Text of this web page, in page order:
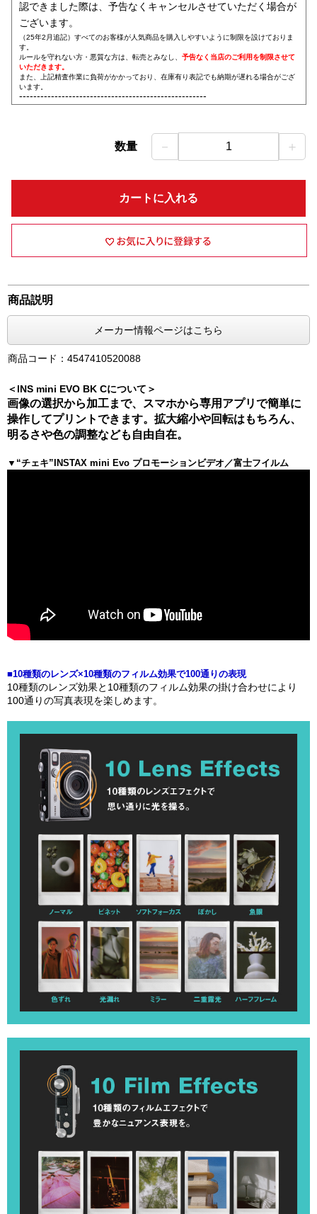
認できました際は、予告なくキャンセルさせていただく場合が
ございます。
（25年2月追記）すべてのお客様が人気商品を購入しやすいように制限を設けておりま
す。
ルールを守れない方・悪質な方は、転売とみなし、 予告なく当店のご利用を制限させて
いただきます。
また、上記精査作業に負荷がかかっており、在庫有り表記でも納期が遅れる場合がござ
います。
-----------------------------------------------------
数量 － 1 ＋
カートに入れる
商品説明
メーカー情報ページはこちら
商品コード：4547410520088
＜INS mini EVO BK Cについて＞
画像の選択から加工まで、スマホから専用アプリで簡単に
操作してプリントできます。拡大縮小や回転はもちろん、
明るさや色の調整なども自由自在。
▼“チェキ”INSTAX mini Evo プロモーションビデオ／富士フイルム
■10種類のレンズ×10種類のフィルム効果で100通りの表現
10種類のレンズ効果と10種類のフィルム効果の掛け合わせにより
100通りの写真表現を楽しめます。